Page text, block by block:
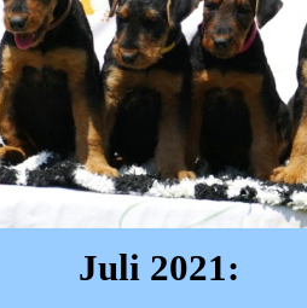
Juli 2021: